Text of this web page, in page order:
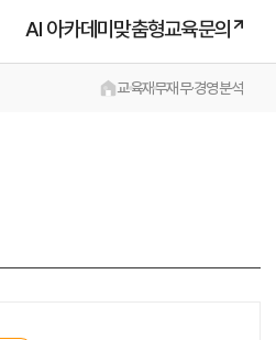
AI 아카데미맞춤형교육문의
교육재무재무·경영분석